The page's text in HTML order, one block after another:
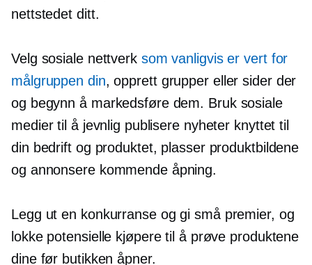
nettstedet ditt.
Velg sosiale nettverk som vanligvis er vert for
målgruppen din, opprett grupper eller sider der
og begynn å markedsføre dem. Bruk sosiale
medier til å jevnlig publisere nyheter knyttet til
din bedrift og produktet, plasser produktbildene
og annonsere kommende åpning.
Legg ut en konkurranse og gi små premier, og
lokke potensielle kjøpere til å prøve produktene
dine før butikken åpner.